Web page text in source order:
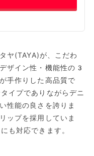
ヤ(TAYA)が、こだわ
ザイン性・機能性の3
手作りした高品質で
イプでありながらデニ
性能の良さを誇りま
ップを採用していま
も対応できます。